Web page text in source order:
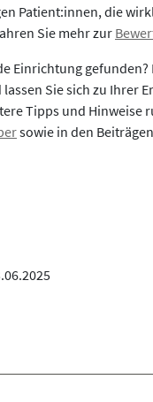
Patient:innen, die
Sie mehr zur
Einrichtung gefunden?
lassen Sie sich zu Ihrer
Tipps und Hinweise
sowie in den